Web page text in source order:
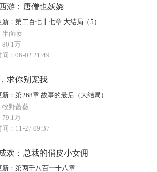
游：唐僧也妖娆
： 第二百七十七章 大结局（5）
半面妆
80.1万
： 06-02 21:49
求你别宠我
： 第268章 故事的最后（大结局）
牧野蔷薇
79.1万
： 11-27 09:37
欢：总裁的俏皮小女佣
： 第两千八百一十八章